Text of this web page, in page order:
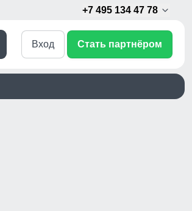
+7 495 134 47 78
Вход Стать партнёром